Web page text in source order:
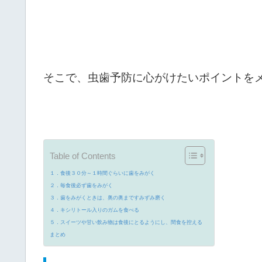
そこで、虫歯予防に心がけたいポイントを
Table of Contents
１．食後３０分～１時間ぐらいに歯をみがく
２．毎食後必ず歯をみがく
３．歯をみがくときは、奥の奥まですみずみ磨く
４．キシリトール入りのガムを食べる
５．スイーツや甘い飲み物は食後にとるようにし、間食を控える
まとめ